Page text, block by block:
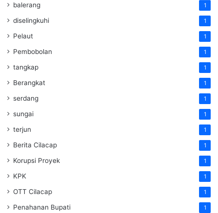
balerang 1
diselingkuhi 1
Pelaut 1
Pembobolan 1
tangkap 1
Berangkat 1
serdang 1
sungai 1
terjun 1
Berita Cilacap 1
Korupsi Proyek 1
KPK 1
OTT Cilacap 1
Penahanan Bupati 1